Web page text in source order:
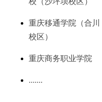
重庆移通学院（合川
校区）
重庆商务职业学院
.......